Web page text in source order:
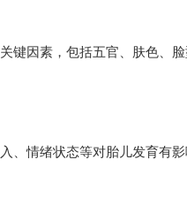
键因素，包括五官、肤色、
、情绪状态等对胎儿发育有